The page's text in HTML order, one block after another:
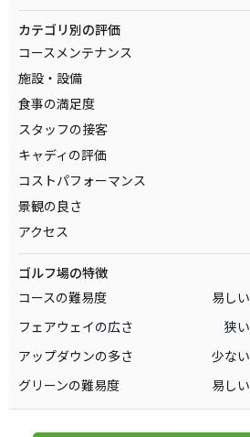
カテゴリ別の評価
コースメンテナンス
施設・設備
食事の満足度
スタッフの接客
キャディの評価
コストパフォーマンス
景観の良さ
アクセス
ゴルフ場の特徴
コースの難易度
易しい
フェアウェイの広さ
狭い
アップダウンの多さ
少ない
グリーンの難易度
易しい